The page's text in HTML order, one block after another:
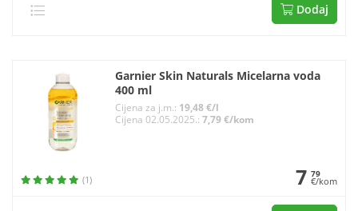
Dodaj
Garnier Skin Naturals Micelarna voda
400 ml
Cijena za j.m.: 19,48 €/l
Cijena 02.05.2025.:7,79 €/kom
(1) 7 79
€/kom